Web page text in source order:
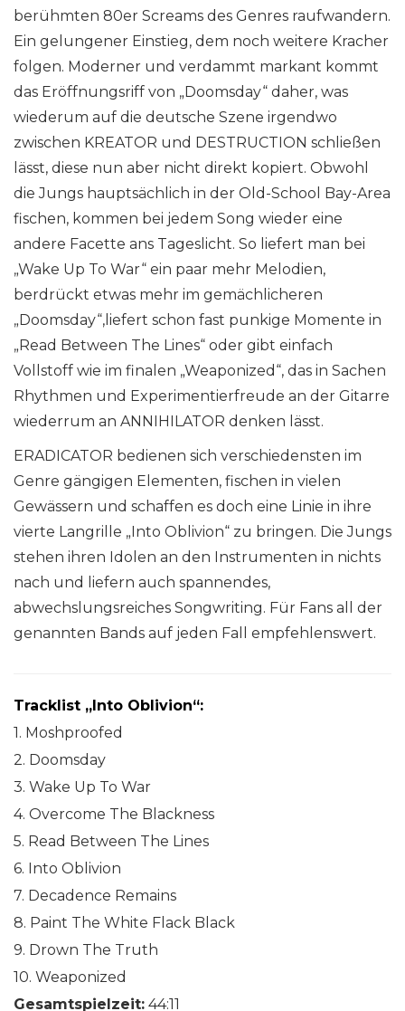
berühmten 80er Screams des Genres raufwandern.
Ein gelungener Einstieg, dem noch weitere Kracher
folgen. Moderner und verdammt markant kommt
das Eröffnungsriff von „Doomsday“ daher, was
wiederum auf die deutsche Szene irgendwo
zwischen KREATOR und DESTRUCTION schließen
lässt, diese nun aber nicht direkt kopiert. Obwohl
die Jungs hauptsächlich in der Old-School Bay-Area
fischen, kommen bei jedem Song wieder eine
andere Facette ans Tageslicht. So liefert man bei
„Wake Up To War“ ein paar mehr Melodien,
berdrückt etwas mehr im gemächlicheren
„Doomsday“,liefert schon fast punkige Momente in
„Read Between The Lines“ oder gibt einfach
Vollstoff wie im finalen „Weaponized“, das in Sachen
Rhythmen und Experimentierfreude an der Gitarre
wiederrum an ANNIHILATOR denken lässt.
ERADICATOR bedienen sich verschiedensten im
Genre gängigen Elementen, fischen in vielen
Gewässern und schaffen es doch eine Linie in ihre
vierte Langrille „Into Oblivion“ zu bringen. Die Jungs
stehen ihren Idolen an den Instrumenten in nichts
nach und liefern auch spannendes,
abwechslungsreiches Songwriting. Für Fans all der
genannten Bands auf jeden Fall empfehlenswert.
Tracklist „Into Oblivion“:
1. Moshproofed
2. Doomsday
3. Wake Up To War
4. Overcome The Blackness
5. Read Between The Lines
6. Into Oblivion
7. Decadence Remains
8. Paint The White Flack Black
9. Drown The Truth
10. Weaponized
Gesamtspielzeit: 44:11